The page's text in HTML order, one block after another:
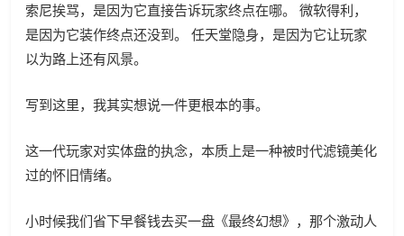
索尼挨骂，是因为它直接告诉玩家终点在哪。 微软得利，
是因为它装作终点还没到。 任天堂隐身，是因为它让玩家
以为路上还有风景。
写到这里，我其实想说一件更根本的事。
这一代玩家对实体盘的执念，本质上是一种被时代滤镜美化
过的怀旧情绪。
小时候我们省下早餐钱去买一盘《最终幻想》，那个激动人